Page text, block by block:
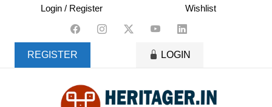
content
Login / Register Wishlist
REGISTER LOGIN